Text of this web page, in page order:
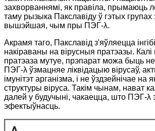
захворваннямі, як правіла, прымаюць
таму рызыка Пакславіду ў гэтых групах
вышэйшая, чым пры ПЭГ-λ.
Акрамя таго, Пакславід з'яўляецца
накіраваны на вірусныя пратэазы. Калі
пратэаза мутуе, прэпарат можа быць
ПЭГ-λ ўзмацняе ліквідацыю вірусаў,
імунітэт арганізма, і не ўздзейнічае на
структуры віруса. Такім чынам, нават
далей у будучыні, чакаецца, што ПЭГ-λ
эфектыўнасць.